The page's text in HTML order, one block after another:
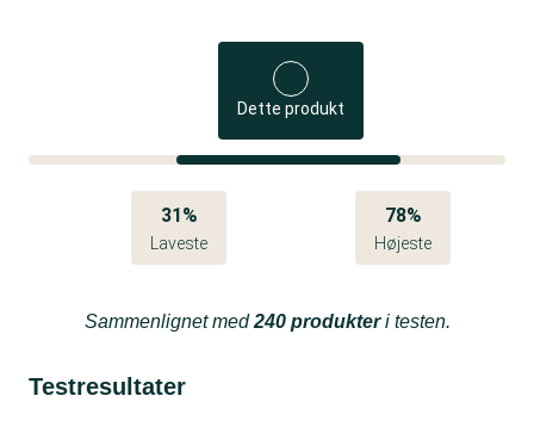
Dette produkt
31%
Laveste
78%
Højeste
Sammenlignet med240 produkteri testen.
Testresultater